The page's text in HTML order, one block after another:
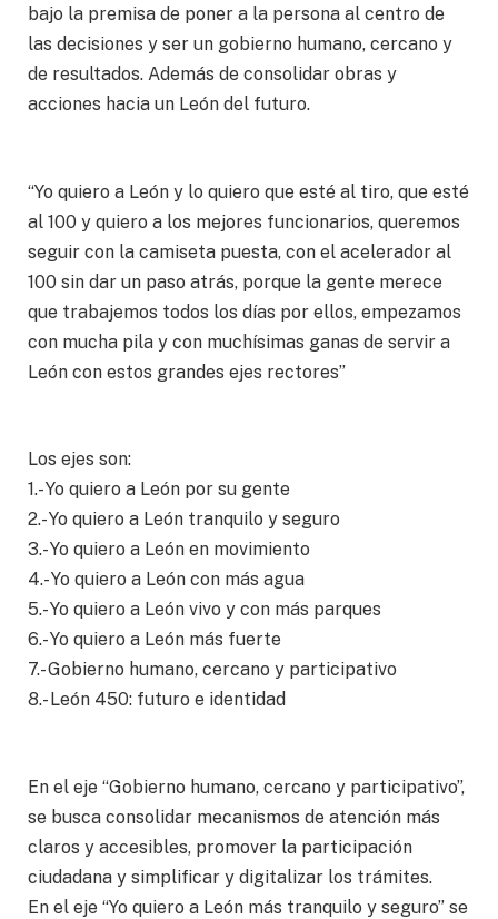
bajo la premisa de poner a la persona al centro de
las decisiones y ser un gobierno humano, cercano y
de resultados. Además de consolidar obras y
acciones hacia un León del futuro.
“Yo quiero a León y lo quiero que esté al tiro, que esté
al 100 y quiero a los mejores funcionarios, queremos
seguir con la camiseta puesta, con el acelerador al
100 sin dar un paso atrás, porque la gente merece
que trabajemos todos los días por ellos, empezamos
con mucha pila y con muchísimas ganas de servir a
León con estos grandes ejes rectores”
Los ejes son:
1.- Yo quiero a León por su gente
2.- Yo quiero a León tranquilo y seguro
3.- Yo quiero a León en movimiento
4.- Yo quiero a León con más agua
5.- Yo quiero a León vivo y con más parques
6.- Yo quiero a León más fuerte
7.- Gobierno humano, cercano y participativo
8.- León 450: futuro e identidad
En el eje “Gobierno humano, cercano y participativo”,
se busca consolidar mecanismos de atención más
claros y accesibles, promover la participación
ciudadana y simplificar y digitalizar los trámites.
En el eje “Yo quiero a León más tranquilo y seguro” se